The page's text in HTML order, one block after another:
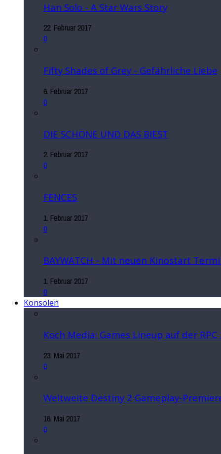
Han Solo - A Star Wars Story
22. Februar 2017
0
Fifty Shades of Grey - Gefährliche Liebe
6. Februar 2017
0
DIE SCHÖNE UND DAS BIEST
2. Februar 2017
0
FENCES
1. Februar 2017
0
BAYWATCH - Mit neuen Kinostart
1. Februar 2017
0
Konsolen
Koch Media: Games Lineup auf der RPC
23. Mai 2017
0
Weltweite Destiny 2 Gameplay-
16. Mai 2017
0